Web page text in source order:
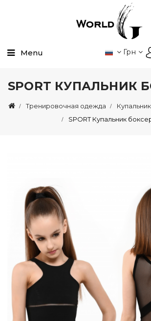
Грн
Menu
SPORT КУПАЛЬНИК
Тренировочная одежда
SPORT Купальник